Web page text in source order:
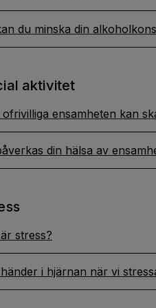
du minska din
aktivitet
ofrivilliga ensamheten kan
din hälsa av
stress?
i hjärnan när vi